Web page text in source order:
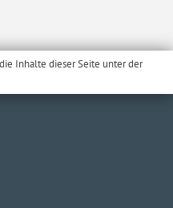
Inhalte dieser Seite unter der